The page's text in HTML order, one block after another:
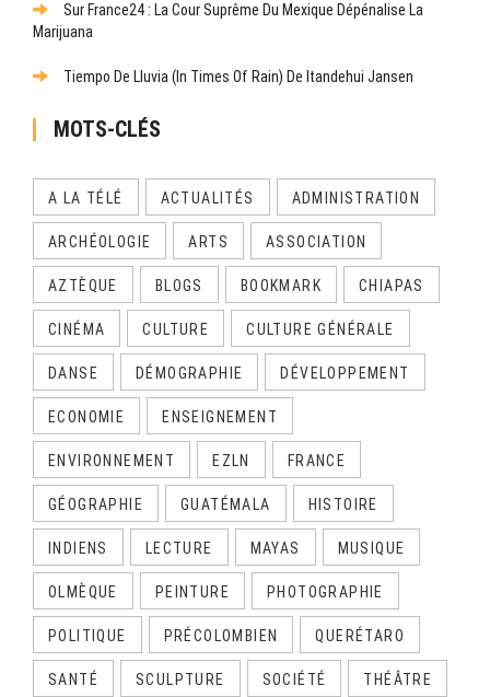
Sur France24 : La Cour Suprême Du Mexique Dépénalise La
Marijuana
Tiempo De Lluvia (In Times Of Rain) De Itandehui Jansen
MOTS-CLÉS
A LA TÉLÉ ACTUALITÉS ADMINISTRATION
ARCHÉOLOGIE ARTS ASSOCIATION
AZTÈQUE BLOGS BOOKMARK CHIAPAS
CINÉMA CULTURE CULTURE GÉNÉRALE
DANSE DÉMOGRAPHIE DÉVELOPPEMENT
ECONOMIE ENSEIGNEMENT
ENVIRONNEMENT EZLN FRANCE
GÉOGRAPHIE GUATÉMALA HISTOIRE
INDIENS LECTURE MAYAS MUSIQUE
OLMÈQUE PEINTURE PHOTOGRAPHIE
POLITIQUE PRÉCOLOMBIEN QUERÉTARO
SANTÉ SCULPTURE SOCIÉTÉ THÉÂTRE